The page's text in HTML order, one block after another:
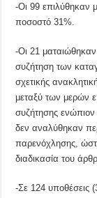
-Οι 99 επιλύθηκαν
ποσοστό 31%.
-Οι 21
συζήτηση των
σχετικής
μεταξύ των μερών
συζήτησης ενώπιον
δεν αναλύθηκαν
παρενόχλησης,
διαδικασία του
-Σε 124 υποθέσεις